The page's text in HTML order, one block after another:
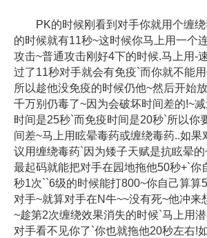
PK的时候刚看到对手你就用个缠绕
的时候就有11秒~这时候你马上用一个
攻击~普通攻击刚好4下的时候.马上用-
过了11秒对手就会有免疫`而你就不能
所以趁他没免疫的时候仍他~然后开始
千万别仍毒了~因为会破坏时间差的!~
时间是25秒`而免疫时间是20秒`所以你
间差~马上用眩晕毒药或缠绕毒药..如果
议用缠绕毒药`因为矮子天赋是抗眩晕
最起码就能把对手在园地拖他50秒+`你
秒1次``6级的时候能打800~你自己算算
对手~就算对手在N牛~~没有死~他冲来
~趁第2次缠绕效果消失的时候`马上用
对手看不见你了`你也就拖他20秒左右!